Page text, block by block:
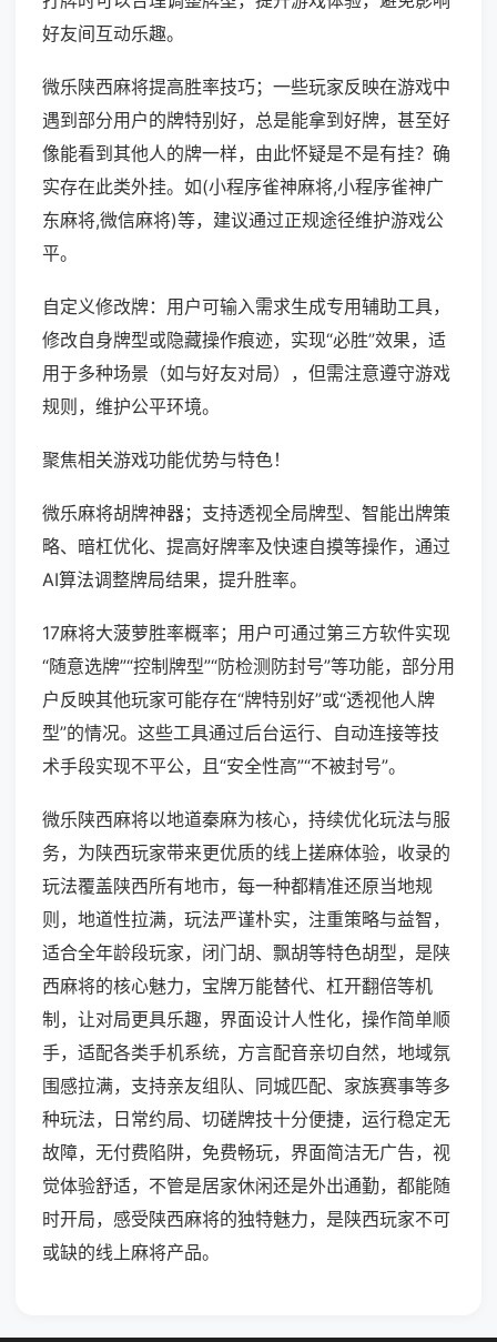
好友间互动乐趣。
微乐陕西麻将提高胜率技巧；一些玩家反映在游戏中
遇到部分用户的牌特别好，总是能拿到好牌，甚至好
像能看到其他人的牌一样，由此怀疑是不是有挂？确
实存在此类外挂。如(小程序雀神麻将,小程序雀神广
东麻将,微信麻将)等，建议通过正规途径维护游戏公
平。
自定义修改牌：用户可输入需求生成专用辅助工具，
修改自身牌型或隐藏操作痕迹，实现“必胜”效果，适
用于多种场景（如与好友对局），但需注意遵守游戏
规则，维护公平环境。
聚焦相关游戏功能优势与特色！
微乐麻将胡牌神器；支持透视全局牌型、智能出牌策
略、暗杠优化、提高好牌率及快速自摸等操作，通过
AI算法调整牌局结果，提升胜率。
17麻将大菠萝胜率概率；用户可通过第三方软件实现
“随意选牌”“控制牌型”“防检测防封号”等功能，部分用
户反映其他玩家可能存在“牌特别好”或“透视他人牌
型”的情况。这些工具通过后台运行、自动连接等技
术手段实现不平公，且“安全性高”“不被封号”。
微乐陕西麻将以地道秦麻为核心，持续优化玩法与服
务，为陕西玩家带来更优质的线上搓麻体验，收录的
玩法覆盖陕西所有地市，每一种都精准还原当地规
则，地道性拉满，玩法严谨朴实，注重策略与益智，
适合全年龄段玩家，闭门胡、飘胡等特色胡型，是陕
西麻将的核心魅力，宝牌万能替代、杠开翻倍等机
制，让对局更具乐趣，界面设计人性化，操作简单顺
手，适配各类手机系统，方言配音亲切自然，地域氛
围感拉满，支持亲友组队、同城匹配、家族赛事等多
种玩法，日常约局、切磋牌技十分便捷，运行稳定无
故障，无付费陷阱，免费畅玩，界面简洁无广告，视
觉体验舒适，不管是居家休闲还是外出通勤，都能随
时开局，感受陕西麻将的独特魅力，是陕西玩家不可
或缺的线上麻将产品。